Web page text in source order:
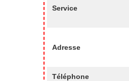
Service
Adresse
Téléphone